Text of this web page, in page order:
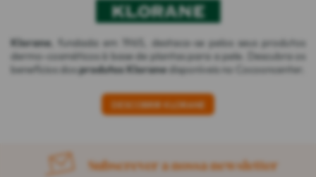
Klorane, fundada em 1965, destaca-se pelos seus produtos
dermo-cosméticos à base de plantas para a pele. Descubra os
benefícios dosprodutos Kloranedisponíveis no Cocooncenter.
DESCOBRIR KLORANE
Subscrever a nossa newsletter